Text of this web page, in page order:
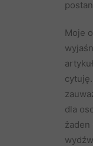
Moje
dla